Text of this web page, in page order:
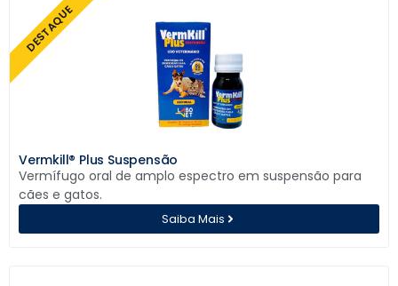
DESTAQUE
Saiba Mais
Vermkill® Plus Suspensão
Vermífugo oral de amplo espectro em suspensão para
cães e gatos.